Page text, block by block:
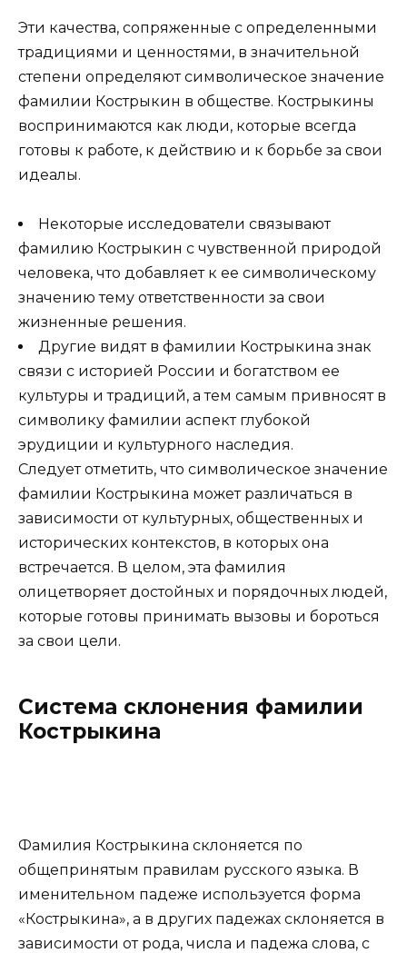
Эти качества, сопряженные с определенными
традициями и ценностями, в значительной
степени определяют символическое значение
фамилии Кострыкин в обществе. Кострыкины
воспринимаются как люди, которые всегда
готовы к работе, к действию и к борьбе за свои
идеалы.
Некоторые исследователи связывают
фамилию Кострыкин с чувственной природой
человека, что добавляет к ее символическому
значению тему ответственности за свои
жизненные решения.
Другие видят в фамилии Кострыкина знак
связи с историей России и богатством ее
культуры и традиций, а тем самым привносят в
символику фамилии аспект глубокой
эрудиции и культурного наследия.
Следует отметить, что символическое значение
фамилии Кострыкина может различаться в
зависимости от культурных, общественных и
исторических контекстов, в которых она
встречается. В целом, эта фамилия
олицетворяет достойных и порядочных людей,
которые готовы принимать вызовы и бороться
за свои цели.
Система склонения фамилии
Кострыкина
Фамилия Кострыкина склоняется по
общепринятым правилам русского языка. В
именительном падеже используется форма
«Кострыкина», а в других падежах склоняется в
зависимости от рода, числа и падежа слова, с